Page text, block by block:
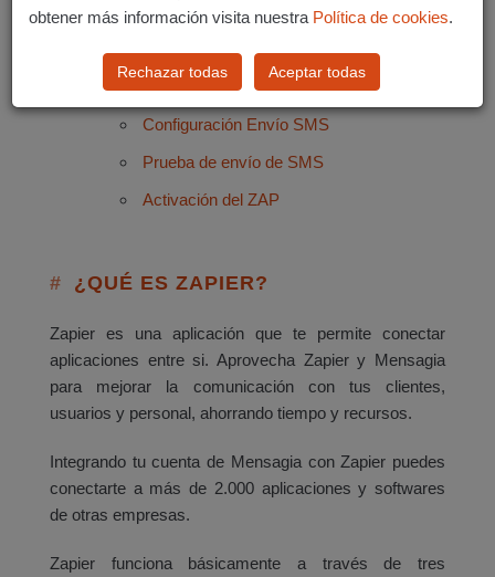
Selección evento
Test del trigger
Integración app Mensagia
Configuración Envío SMS
Prueba de envío de SMS
Activación del ZAP
¿QUÉ ES ZAPIER?
Zapier es una aplicación que te permite conectar
aplicaciones entre si. Aprovecha Zapier y Mensagia
para mejorar la comunicación con tus clientes,
usuarios y personal, ahorrando tiempo y recursos.
Integrando tu cuenta de Mensagia con Zapier puedes
conectarte a más de 2.000 aplicaciones y softwares
de otras empresas.
Zapier funciona básicamente a través de tres
obtener más información visita nuestra Política de cookies.
Rechazar todas Aceptar todas